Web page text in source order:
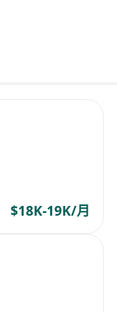
$18K-19K/月